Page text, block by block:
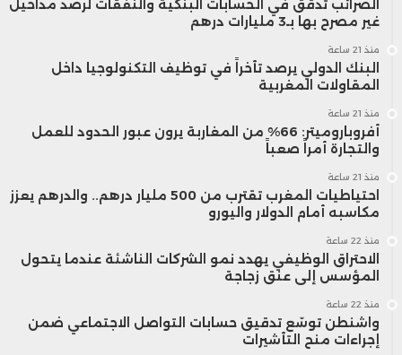
المستقبل. وقال: “يبدو أن الذكاء الاصطناعي
سيكون التكنولوجيا العامة التالية، وعلينا
تطويره بشكل مناسب وسليم”.
الضرائب تدقق في الحسابات البنكية والنفقات لرصد مداخيل
غير مصرح بها بـ3 مليارات درهم
منذ 21 ساعة
البنك الدولي يرصد تأخراً في توظيف التكنولوجيا داخل
المقاولات المغربية
منذ 21 ساعة
أفروباروميتر: 66% من المغاربة يرون عبور الحدود للعمل
والتجارة أمراً صعباً
منذ 21 ساعة
احتياطيات المغرب تقترب من 500 مليار درهم.. والدرهم يعزز
مكاسبه أمام الدولار واليورو
منذ 22 ساعة
الاحتراق الوظيفي يهدد نمو الشركات الناشئة عندما يتحول
المؤسس إلى عنق زجاجة
منذ 22 ساعة
واشنطن توسّع تدقيق حسابات التواصل الاجتماعي ضمن
إجراءات منح التأشيرات